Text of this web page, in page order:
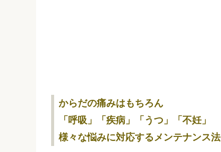
からだの痛みはもちろん
「呼吸」「疾病」「うつ」「不妊」
様々な悩みに対応するメンテナンス法